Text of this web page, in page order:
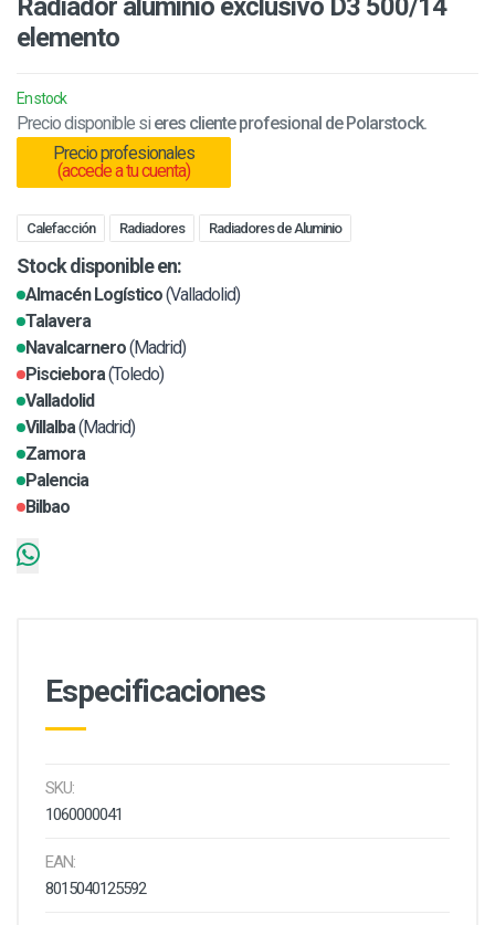
Radiador aluminio exclusivo D3 500/14
elemento
En stock
Precio disponible si eres cliente profesional de Polarstock.
Precio profesionales
(accede a tu cuenta)
Calefacción Radiadores Radiadores de Aluminio
Stock disponible en:
Almacén Logístico(Valladolid)
Talavera
Navalcarnero(Madrid)
Pisciebora(Toledo)
Valladolid
Villalba(Madrid)
Zamora
Palencia
Bilbao
Especificaciones
SKU:
1060000041
EAN:
8015040125592